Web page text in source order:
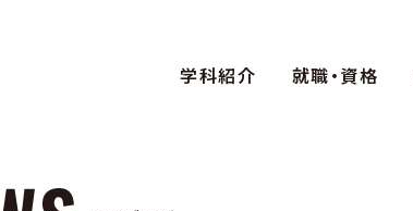
学科紹介 就職・資格